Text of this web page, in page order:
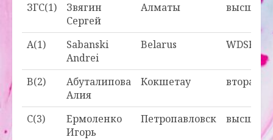
ЗГС(1)
Звягин
Сергей
Алматы высшая
A(1)
Sabanski
Andrei
Belarus WDSF
B(2)
Абуталипова
Алия
Кокшетау вторая
C(3)
Ермоленко
Игорь
Петропавловск высшая